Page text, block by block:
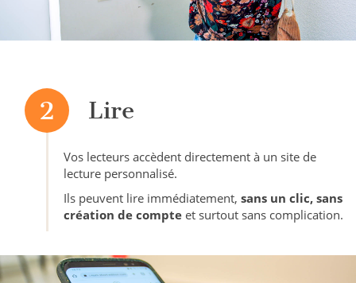
2 Lire
Vos lecteurs accèdent directement à un site de
lecture personnalisé.
Ils peuvent lire immédiatement, sans un clic, sans
création de compte et surtout sans complication.